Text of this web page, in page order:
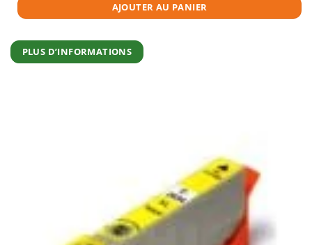
AJOUTER AU PANIER
PLUS D’INFORMATIONS